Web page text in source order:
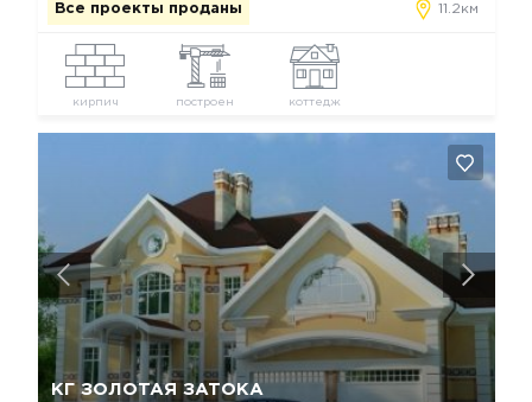
Все проекты проданы 11.2км
кирпич построен коттедж
КГ ЗОЛОТАЯ ЗАТОКА
Да, удалить